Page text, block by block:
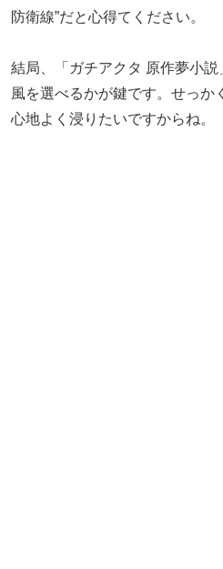
防衛線”だと心得てください。
結局、「ガチアクタ 原作夢小
風を選べるかが鍵です。せっか
心地よく浸りたいですからね。